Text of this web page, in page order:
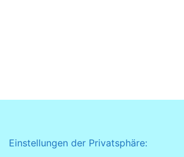
Einstellungen der Privatsphäre: